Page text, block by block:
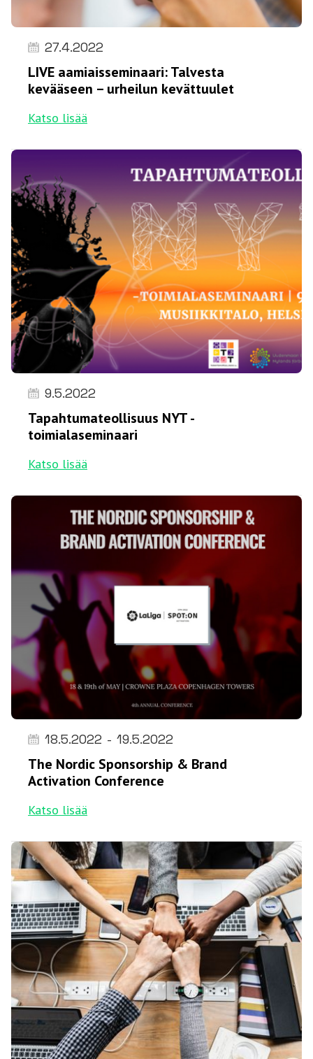
27.4.2022
LIVE aamiaisseminaari: Talvesta
kevääseen – urheilun kevättuulet
Katso lisää
9.5.2022
Tapahtumateollisuus NYT -
toimialaseminaari
Katso lisää
18.5.2022 - 19.5.2022
The Nordic Sponsorship & Brand
Activation Conference
Katso lisää